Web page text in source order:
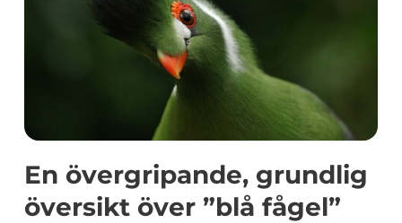
En övergripande, grundlig
översikt över ”blå fågel”